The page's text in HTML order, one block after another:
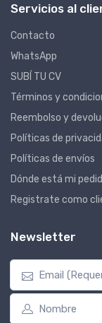
Servicios al
Contacto
WhatsApp
SUBÍ TU CV
Términos y
Reembolso y
Políticas de
Políticas de envíos
Dónde está mi
Registrate como
Newsletter